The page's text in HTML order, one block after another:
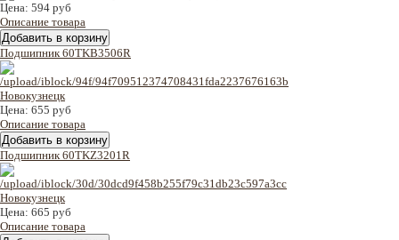
Цена: 594 руб
Описание товара
Подшипник 60TKB3506R
Цена: 655 руб
Описание товара
Подшипник 60TKZ3201R
Цена: 665 руб
Описание товара